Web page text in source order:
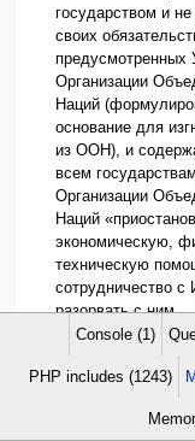
государством и
своих
предусмотренных
Организации
Наций
основание для
из ООН), и
всем
Организации
Наций
экономическую,
техническую
сотрудничество с
разорвать с ним
дипломатические,
культурные
прекратить
индивидуально
Израилем с целью
Console (1)
PHP includes (1243)